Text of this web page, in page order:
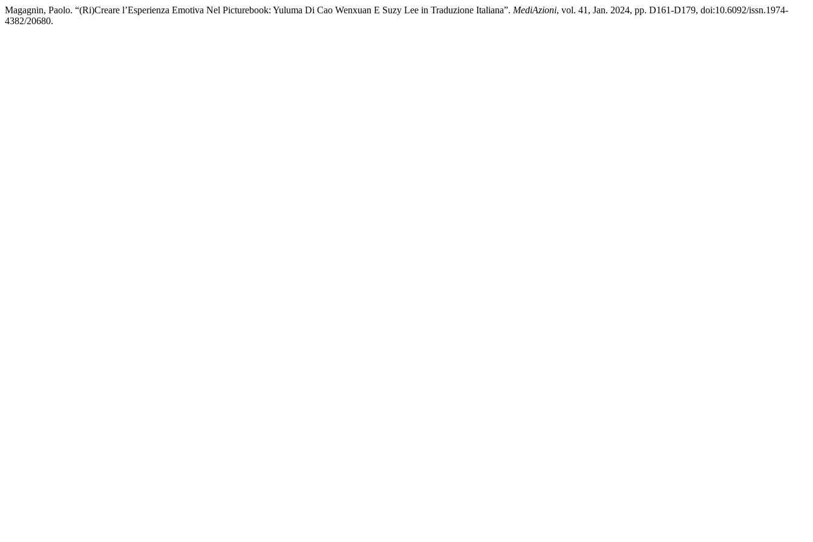
Magagnin, Paolo. “(Ri)Creare l’Esperienza Emotiva Nel Picturebook: Yuluma Di Cao Wenxuan E Suzy Lee in Traduzione Italiana”. MediAzioni, vol. 41, Jan. 2024, pp. D161-D179, doi:10.6092/issn.1974-
4382/20680.